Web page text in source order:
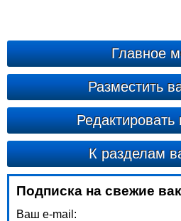
Главное
Разместить
Редактировать
К разделам
Подписка на свежие
Ваш e-mail: